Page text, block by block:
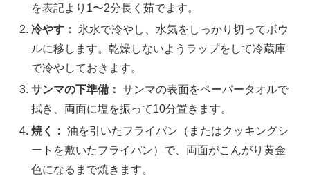
を表記より1〜2分長く茹でます。
冷やす：
氷水で冷やし、水気をしっかり切ってボウ
ルに移します。乾燥しないようラップをして冷蔵庫
で冷やしておきます。
サンマの下準備： サンマの表面をペーパータオルで
拭き、両面に塩を振って10分置きます。
焼く： 油を引いたフライパン（またはクッキングシ
ートを敷いたフライパン）で、両面がこんがり黄金
色になるまで焼きます。